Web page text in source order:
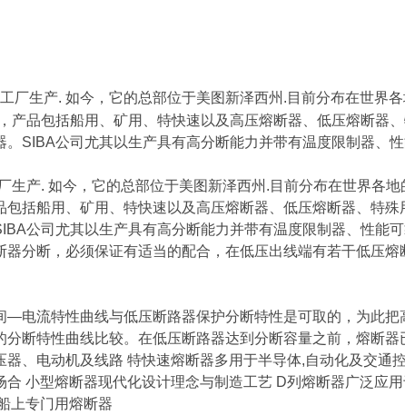
厂生产. 如今，它的总部位于美图新泽西州.目前分布在世界各
产品包括船用、矿用、特快速以及高压熔断器、低压熔断器
SIBA公司尤其以生产具有高分断能力并带有温度限制器、
生产. 如今，它的总部位于美图新泽西州.目前分布在世界各
括船用、矿用、特快速以及高压熔断器、低压熔断器、特
公司尤其以生产具有高分断能力并带有温度限制器、性能可
分断，必须保证有适当的配合，在低压出线端有若干低压熔
—电流特性曲线与低压断路器保护分断特性是可取的，为此
断特性曲线比较。在低压断路器达到分断容量之前，熔断
、电动机及线路 特快速熔断器多用于半导体,自动化及交通
小型熔断器现代化设计理念与制造工艺 D列熔断器广泛应
上专门用熔断器